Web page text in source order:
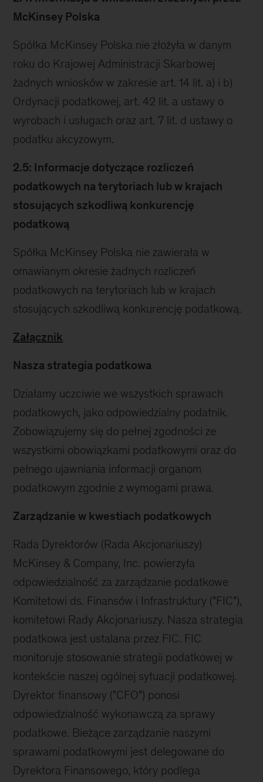
McKinsey Polska
Spółka McKinsey Polska nie złożyła w danym
roku do Krajowej Administracji Skarbowej
żadnych wniosków w zakresie art. 14 lit. a) i b)
Ordynacji podatkowej, art. 42 lit. a ustawy o
wyrobach i usługach oraz art. 7 lit. d ustawy o
podatku akcyzowym.
2.5: Informacje dotyczące rozliczeń
podatkowych na terytoriach lub w krajach
stosujących szkodliwą konkurencję
podatkową
Spółka McKinsey Polska nie zawierała w
omawianym okresie żadnych rozliczeń
podatkowych na terytoriach lub w krajach
stosujących szkodliwą konkurencję podatkową.
Załącznik
Nasza strategia podatkowa
Działamy uczciwie we wszystkich sprawach
podatkowych, jako odpowiedzialny podatnik.
Zobowiązujemy się do pełnej zgodności ze
wszystkimi obowiązkami podatkowymi oraz do
pełnego ujawniania informacji organom
podatkowym zgodnie z wymogami prawa.
Zarządzanie w kwestiach podatkowych
Rada Dyrektorów (Rada Akcjonariuszy)
McKinsey & Company, Inc. powierzyła
odpowiedzialność za zarządzanie podatkowe
Komitetowi ds. Finansów i Infrastruktury ("FIC"),
komitetowi Rady Akcjonariuszy. Nasza strategia
podatkowa jest ustalana przez FIC. FIC
monitoruje stosowanie strategii podatkowej w
kontekście naszej ogólnej sytuacji podatkowej.
Dyrektor finansowy ("CFO") ponosi
odpowiedzialność wykonawczą za sprawy
podatkowe. Bieżące zarządzanie naszymi
sprawami podatkowymi jest delegowane do
Dyrektora Finansowego, który podlega